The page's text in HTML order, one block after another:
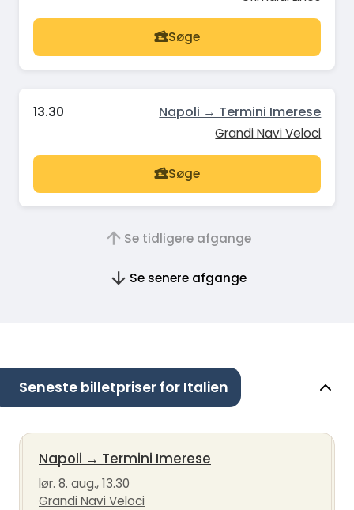
Søge
13.30 Napoli → Termini Imerese
Grandi Navi Veloci
Søge
Se tidligere afgange
Se senere afgange
Seneste billetpriser for Italien
Napoli → Termini Imerese
lør. 8. aug., 13.30
Grandi Navi Veloci